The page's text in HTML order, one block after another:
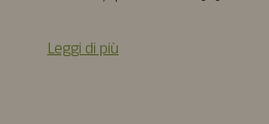
Leggi di più